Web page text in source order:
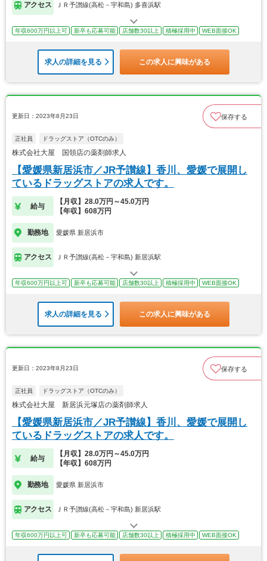
アクセス ＪＲ予讃線(高松－宇和島) 多喜浜駅
年収600万円以上可 新卒も応募可能 店舗数30以上 積極採用中 WEB面接OK
求人の詳細を見る この求人に興味がある
更新日：2023年8月23日 保存する
正社員 ドラッグストア（OTCのみ）
株式会社大屋 国領店の薬剤師求人
【愛媛県新居浜市／JR予讃線】香川、愛媛で展開し
ているドラッグストアの求人です。
給与
【月収】28.0万円～45.0万円
【年収】608万円
勤務地 愛媛県 新居浜市
アクセス ＪＲ予讃線(高松－宇和島) 新居浜駅
年収600万円以上可 新卒も応募可能 店舗数30以上 積極採用中 WEB面接OK
求人の詳細を見る この求人に興味がある
更新日：2023年8月23日 保存する
正社員 ドラッグストア（OTCのみ）
株式会社大屋 新居浜元塚店の薬剤師求人
【愛媛県新居浜市／JR予讃線】香川、愛媛で展開し
ているドラッグストアの求人です。
給与
【月収】28.0万円～45.0万円
【年収】608万円
勤務地 愛媛県 新居浜市
アクセス ＪＲ予讃線(高松－宇和島) 新居浜駅
年収600万円以上可 新卒も応募可能 店舗数30以上 積極採用中 WEB面接OK